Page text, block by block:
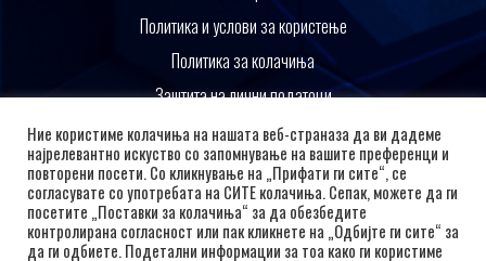
Политика и услови за користење
Политика за колачиња
Заштита на лични податоци
Поддржано од
Ние користиме колачиња на нашата веб-страназа да ви дадеме
најрелевантно искуство со запомнување на вашите преференци и
повторени посети. Со кликнување на „Прифати ги сите“, се
согласувате со употребата на СИТЕ колачиња. Сепак, можете да ги
посетите „Поставки за колачиња“ за да обезбедите
контролирана согласност или пак кликнете на „Одбијте ги сите“ за
да ги одбиете. Подетални информации за тоа како ги користиме